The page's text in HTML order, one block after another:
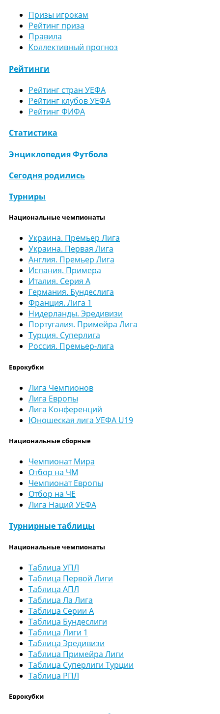
Призы игрокам
Рейтинг приза
Правила
Коллективный прогноз
Рейтинги
Рейтинг стран УЕФА
Рейтинг клубов УЕФА
Рейтинг ФИФА
Статистика
Энциклопедия Футбола
Сегодня родились
Турниры
Национальные чемпионаты
Украина. Премьер Лига
Украина. Первая Лига
Англия. Премьер Лига
Испания. Примера
Италия. Серия А
Германия. Бундеслига
Франция. Лига 1
Нидерланды. Эредивизи
Португалия. Примейра Лига
Турция. Суперлига
Россия. Премьер-лига
Еврокубки
Лига Чемпионов
Лига Европы
Лига Конференций
Юношеская лига УЕФА U19
Национальные сборные
Чемпионат Мира
Отбор на ЧМ
Чемпионат Европы
Отбор на ЧЕ
Лига Наций УЕФА
Турнирные таблицы
Национальные чемпионаты
Таблица УПЛ
Таблица Первой Лиги
Таблица АПЛ
Таблица Ла Лига
Таблица Серии А
Таблица Бундеслиги
Таблица Лиги 1
Таблица Эредивизи
Таблица Примейра Лиги
Таблица Суперлиги Турции
Таблица РПЛ
Еврокубки